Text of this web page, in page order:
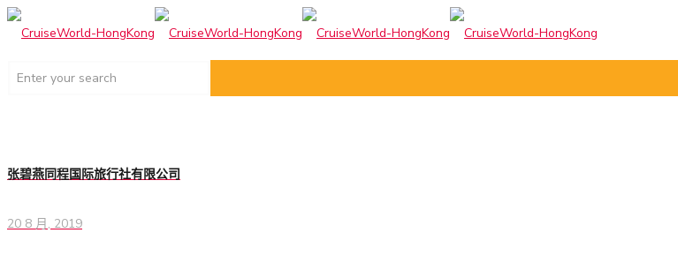
张碧燕同程国际旅行社有限公司
20 8 月, 2019